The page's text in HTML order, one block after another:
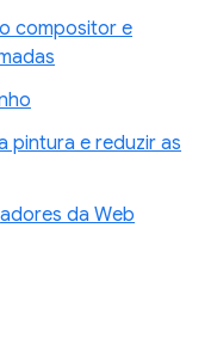
compositor e
pintura e reduzir as
da Web